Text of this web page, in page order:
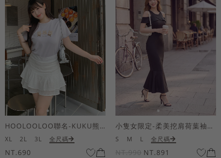
HOOLOOLOO聯名-KUKU熊蝴蝶結短袖上衣
XL 2L 3L 全尺碼
NT.690
小隻女限定-柔美挖肩荷葉袖魚尾長洋裝
S M L 全尺碼
NT.990 NT.891